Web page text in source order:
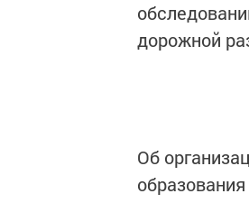
дорожной
Об